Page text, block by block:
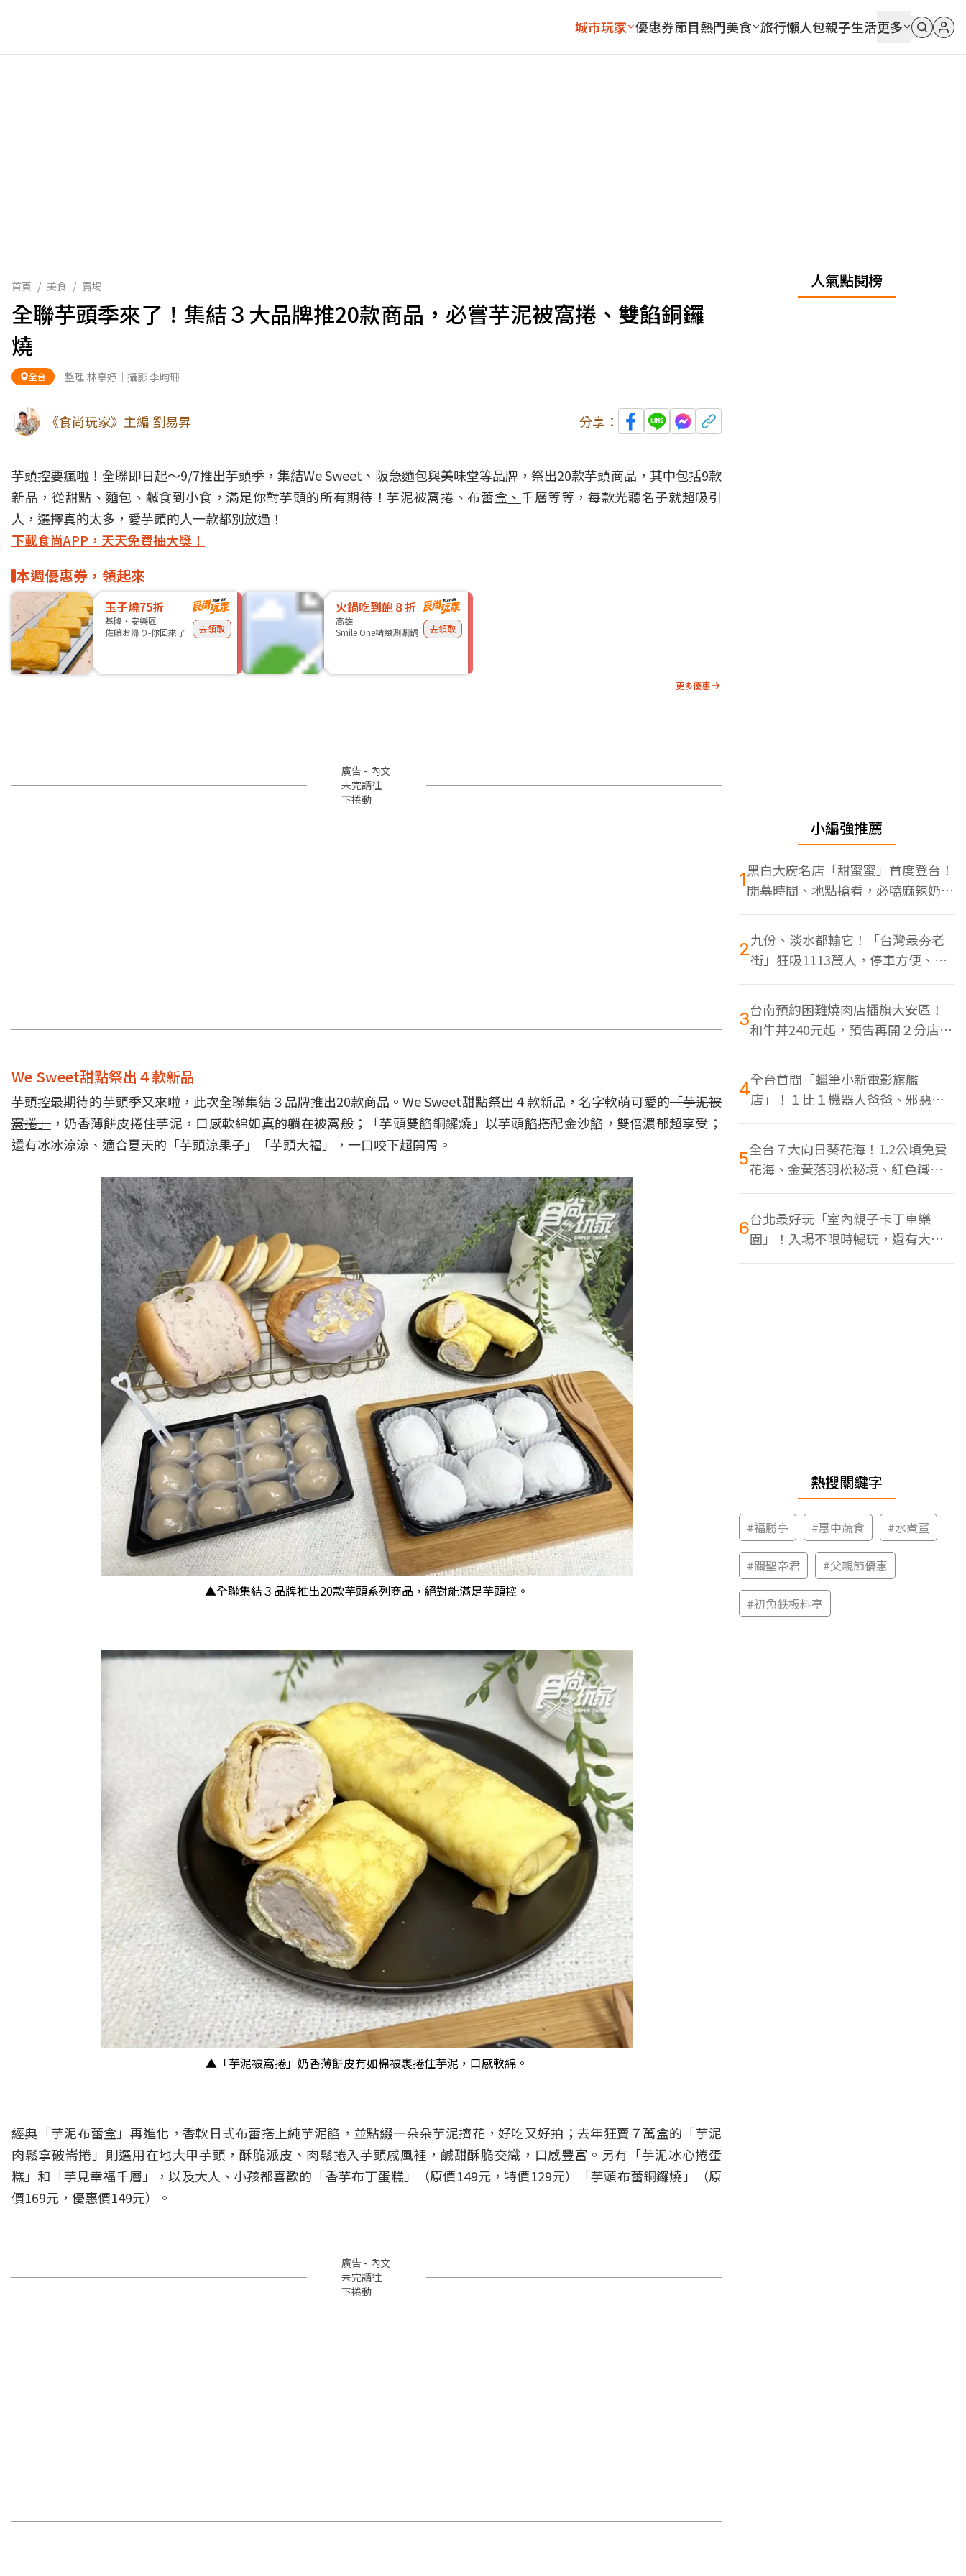
城市玩家 優惠券節目熱門美食 旅行懶人包親子生活更多
首頁 / 美食 / 賣場
全聯芋頭季來了！集結３大品牌推20款商品，必嘗芋泥被窩捲、雙餡銅鑼
燒
全台 ｜整理 林亭妤｜攝影 李昀珊
《食尚玩家》主編 劉易昇 分享：
芋頭控要瘋啦！全聯即日起～9/7推出芋頭季，集結We Sweet、阪急麵包與美味堂等品牌，祭出20款芋頭商品，其中包括9款
新品，從甜點、麵包、鹹食到小食，滿足你對芋頭的所有期待！芋泥被窩捲、布蕾盒 、 千層等等，每款光聽名子就超吸引
人，選擇真的太多，愛芋頭的人一款都別放過！
下載食尚APP，天天免費抽大獎！
本週優惠券，領起來
玉子燒75折
基隆・安樂區
佐藤お帰り-你回來了
去領取
火鍋吃到飽８折
高雄
Smile One精緻涮涮鍋
去領取
更多優惠
廣告 - 內文
未完請往
下捲動
We Sweet甜點祭出４款新品
芋頭控最期待的芋頭季又來啦，此次全聯集結３品牌推出20款商品。We Sweet甜點祭出４款新品，名字軟萌可愛的「芋泥被
窩捲」，奶香薄餅皮捲住芋泥，口感軟綿如真的躺在被窩般；「芋頭雙餡銅鑼燒」以芋頭餡搭配金沙餡，雙倍濃郁超享受；
還有冰冰涼涼、適合夏天的「芋頭涼果子」「芋頭大福」，一口咬下超開胃。
▲全聯集結３品牌推出20款芋頭系列商品，絕對能滿足芋頭控。
▲「芋泥被窩捲」奶香薄餅皮有如棉被裹捲住芋泥，口感軟綿。
經典「芋泥布蕾盒」再進化，香軟日式布蕾搭上純芋泥餡，並點綴一朵朵芋泥擠花，好吃又好拍；去年狂賣７萬盒的「芋泥
肉鬆拿破崙捲」則選用在地大甲芋頭，酥脆派皮、肉鬆捲入芋頭戚風裡，鹹甜酥脆交織，口感豐富。另有「芋泥冰心捲蛋
糕」和「芋見幸福千層」，以及大人、小孩都喜歡的「香芋布丁蛋糕」（原價149元，特價129元）「芋頭布蕾銅鑼燒」（原
價169元，優惠價149元）。
廣告 - 內文
未完請往
下捲動
人氣點閱榜
小編強推薦
1黑白大廚名店「甜蜜蜜」首度登台！
開幕時間、地點搶看，必嗑麻辣奶油
蝦
2九份、淡水都輸它！「台灣最夯老
街」狂吸1113萬人，停車方便、特
色美食多
3台南預約困難燒肉店插旗大安區！
和牛丼240元起，預告再開２分店、
地點曝光
4全台首間「蠟筆小新電影旗艦
店」！１比１機器人爸爸、邪惡正
男，百款周邊買翻
5全台７大向日葵花海！1.2公頃免費
花海、金黃落羽松秘境、紅色鐵橋
同框
6台北最好玩「室內親子卡丁車樂
園」！入場不限時暢玩，還有大螢
幕Switch遊戲區
熱搜關鍵字
#福勝亭 #惠中蔬食 #水煮蛋
#關聖帝君 #父親節優惠
#初魚鉄板料亭